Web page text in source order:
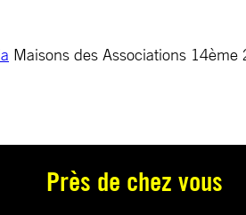
Maisons des Associations
Près de chez vous